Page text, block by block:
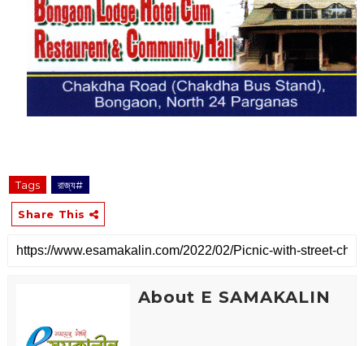
Tags রাজ্য#
Share This
About E SAMAKALIN